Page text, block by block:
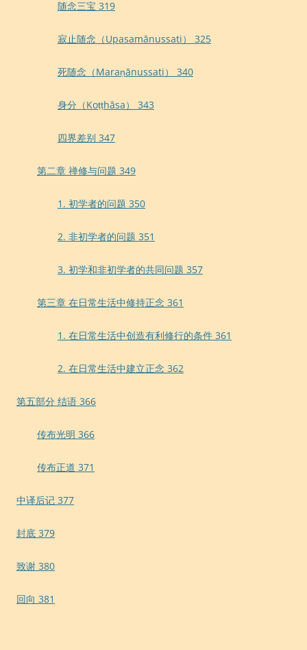
随念三宝 319
寂止随念（Upasamānussati） 325
死随念（Maraṇānussati） 340
身分（Koṭṭhāsa） 343
四界差别 347
第二章 禅修与问题 349
1. 初学者的问题 350
2. 非初学者的问题 351
3. 初学和非初学者的共同问题 357
第三章 在日常生活中修持正念 361
1. 在日常生活中创造有利修行的条件 361
2. 在日常生活中建立正念 362
第五部分 结语 366
传布光明 366
传布正道 371
中译后记 377
封底 379
致谢 380
回向 381